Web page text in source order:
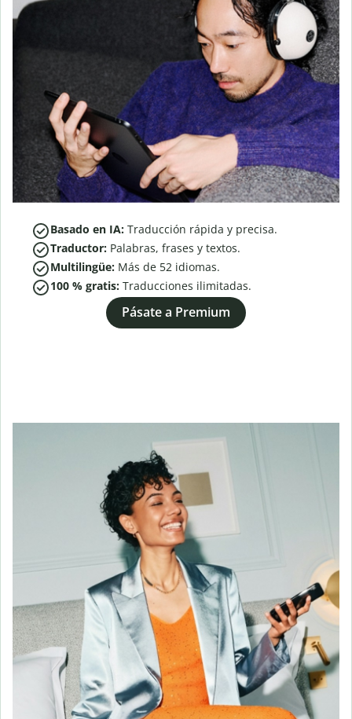
Basado en IA: Traducción rápida y precisa.
Traductor: Palabras, frases y textos.
Multilingüe: Más de 52 idiomas.
100 % gratis: Traducciones ilimitadas.
Pásate a Premium